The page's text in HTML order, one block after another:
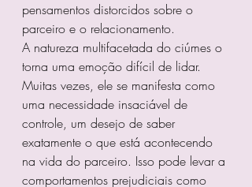
pensamentos distorcidos sobre o
parceiro e o relacionamento.
A natureza multifacetada do ciúmes o
torna uma emoção difícil de lidar.
Muitas vezes, ele se manifesta como
uma necessidade insaciável de
controle, um desejo de saber
exatamente o que está acontecendo
na vida do parceiro. Isso pode levar a
comportamentos prejudiciais como